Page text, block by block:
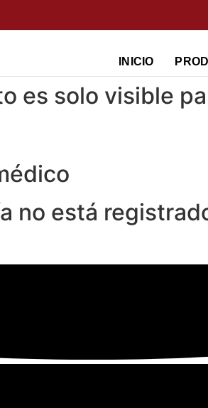
INICIO
es solo visible
no está